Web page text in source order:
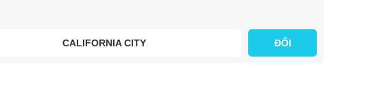
CALIFORNIA CITY ĐỔI